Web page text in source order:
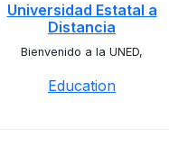
Universidad Estatal a
Distancia
Bienvenido a la UNED,
Education